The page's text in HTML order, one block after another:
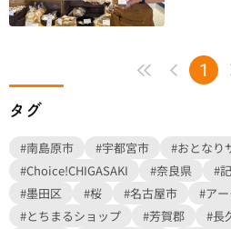
1
タグ
#南島原市 #宇都宮市 #おとなり
#Choice!CHIGASAKI
#奈良県 #
#墨田区
#桜 #名古屋市
#ア
#とちまるショップ
#芳賀郡 #長